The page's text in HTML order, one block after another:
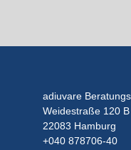
adiuvare
Weidestraße 120 B
22083 Hamburg
+040 878706-40